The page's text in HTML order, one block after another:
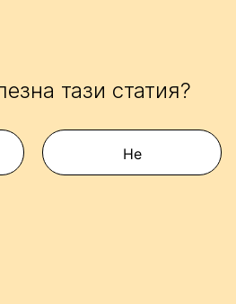
тази статия?
Не